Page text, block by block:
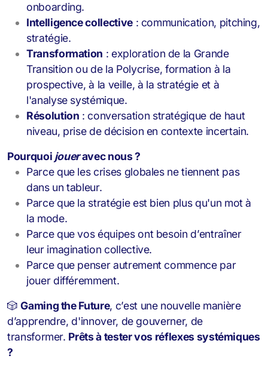
onboarding.
Intelligence collective: communication, pitching,
stratégie.
Transformation : exploration de la Grande
Transition ou de la Polycrise, formation à la
prospective, à la veille, à la stratégie et à
l'analyse systémique.
Résolution : conversation stratégique de haut
niveau, prise de décision en contexte incertain.
Pourquoi joueravec nous ?
Parce que les crises globales ne tiennent pas
dans un tableur.
Parce que la stratégie est bien plus qu'un mot à
la mode.
Parce que vos équipes ont besoin d’entraîner
leur imagination collective.
Parce que penser autrement commence par
jouer différemment.
🎲Gaming the Future, c’est une nouvelle manière
d’apprendre, d'innover, de gouverner, de
transformer. Prêts à tester vos réflexes systémiques
?